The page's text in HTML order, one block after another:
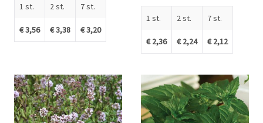
1 st.
€ 3,56
2 st.
€ 3,38
7 st.
€ 3,20
1 st.
€ 2,36
2 st.
€ 2,24
7 st.
€ 2,12